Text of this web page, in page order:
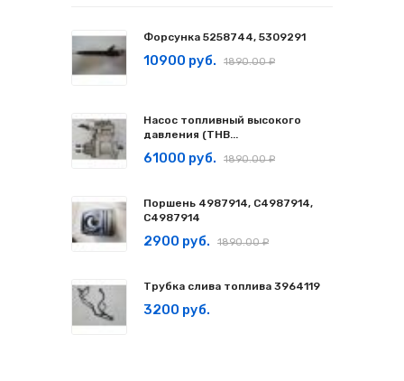
Форсунка 5258744, 5309291
10900 руб. 1890.00 ₽
Насос топливный высокого
давления (ТНВ...
61000 руб. 1890.00 ₽
Поршень 4987914, C4987914,
С4987914
2900 руб. 1890.00 ₽
Трубка слива топлива 3964119
3200 руб.